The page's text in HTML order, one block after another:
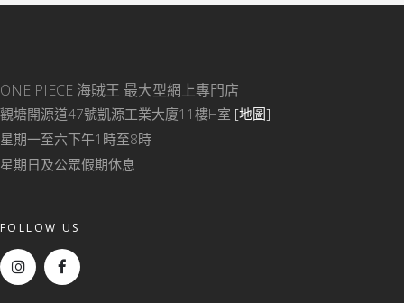
ONE PIECE 海賊王 最大型網上專門店
觀塘開源道47號凱源工業大廈11樓H室 [地圖]
星期一至六下午1時至8時
星期日及公眾假期休息
FOLLOW US